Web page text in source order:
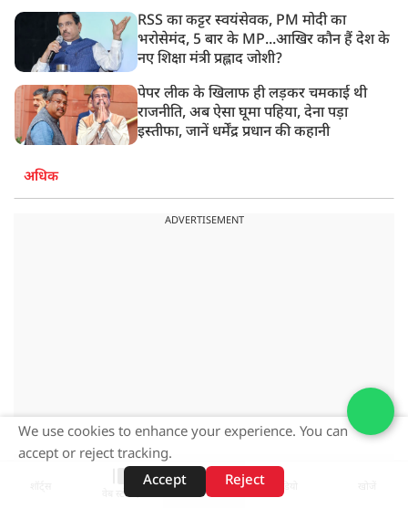
RSS का कट्टर स्वयंसेवक, PM मोदी का
भरोसेमंद, 5 बार के MP...आखिर कौन हैं देश के
नए शिक्षा मंत्री प्रह्लाद जोशी?
पेपर लीक के खिलाफ ही लड़कर चमकाई थी
राजनीति, अब ऐसा घूमा पहिया, देना पड़ा
इस्तीफा, जानें धर्मेंद्र प्रधान की कहानी
अधिक
ADVERTISEMENT
ADVERTISEMENT
वेब स्टोरीज़
We use cookies to enhance your experience. You can
accept or reject tracking.
Accept
Reject